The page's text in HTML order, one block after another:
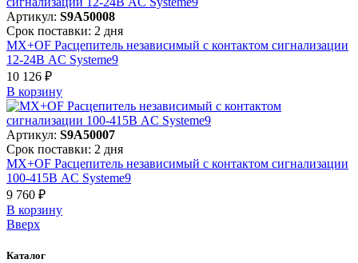
Артикул: S9A50008
Срок поставки: 2 дня
MX+OF Расцепитель независимый с контактом сигнализации
12-24В AC Systeme9
10 126 ₽
В корзинy
Артикул: S9A50007
Срок поставки: 2 дня
MX+OF Расцепитель независимый с контактом сигнализации
100-415В AC Systeme9
9 760 ₽
В корзинy
Вверх
Каталог